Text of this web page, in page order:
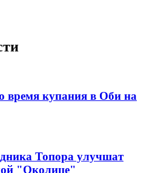
время купания в Оби на
Топора улучшат
"Околице"